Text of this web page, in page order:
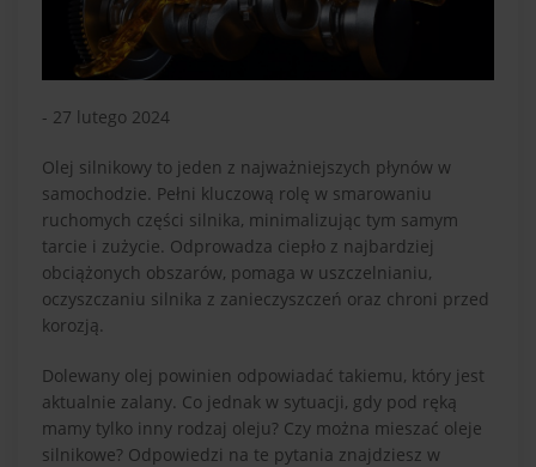
- 27 lutego 2024
Olej silnikowy to jeden z najważniejszych płynów w
samochodzie. Pełni kluczową rolę w smarowaniu
ruchomych części silnika, minimalizując tym samym
tarcie i zużycie. Odprowadza ciepło z najbardziej
obciążonych obszarów, pomaga w uszczelnianiu,
oczyszczaniu silnika z zanieczyszczeń oraz chroni przed
korozją.
Dolewany olej powinien odpowiadać takiemu, który jest
aktualnie zalany. Co jednak w sytuacji, gdy pod ręką
mamy tylko inny rodzaj oleju? Czy można mieszać oleje
silnikowe? Odpowiedzi na te pytania znajdziesz w